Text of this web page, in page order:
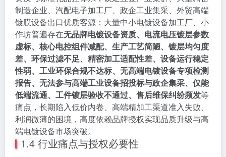
制造企业、汽配电子加工厂、政企工业集采、外贸高端
镀膜设备出口优质客源；大量中小电镀设备加工厂、小
作坊普遍存在无品牌电镀设备资质、电流电压镀层参数
虚标、核心电控组件减配、生产工艺简陋、镀层均匀度
差、环保过滤不足、精密加工适配性差、设备运行稳定
性弱、工业环保合规不达标、无高端电镀设备专项检测
报告、无法参与高端工业设备招投标与政企集采、仅能
低端流通、工件镀层验收不通过、售后维保纠纷频发等
痛点，长期陷入低价内卷、高端精加工渠道准入失败、
利润微薄的困境，高度依赖品牌授权实现品质升级与高
端电镀设备市场突破。
1.4 行业痛点与授权必要性